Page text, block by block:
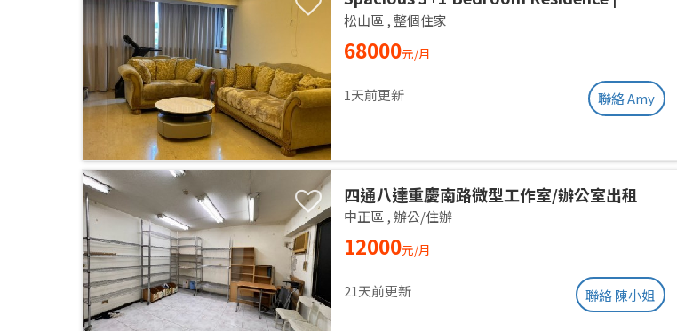
Songshan District | Taipei Arena
MRTSpacious 42-Ping Designer
Apartment | Near Taipei Arena MRT
松山區 ,整個住家
68000元/月
1天前更新 聯絡 Amy
四通八達重慶南路微型工作室/辦公室出租
中正區 ,辦公/住辦
12000元/月
21天前更新 聯絡 陳小姐